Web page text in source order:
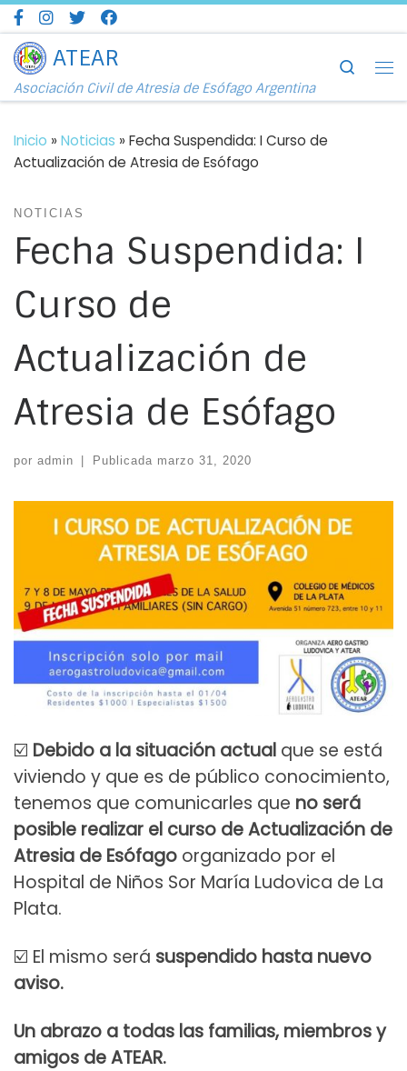
Saltar al contenido
ATEAR
Asociación Civil de Atresia de Esófago Argentina
Search
Inicio » Noticias » Fecha Suspendida: I Curso de
Actualización de Atresia de Esófago
NOTICIAS
Fecha Suspendida: I
Curso de
Actualización de
Atresia de Esófago
por admin Publicada marzo 31, 2020
☑️ Debido a la situación actual que se está
viviendo y que es de público conocimiento,
tenemos que comunicarles que no será
posible realizar el curso de Actualización de
Atresia de Esófago organizado por el
Hospital de Niños Sor María Ludovica de La
Plata.
☑️ El mismo será suspendido hasta nuevo
aviso.
Un abrazo a todas las familias, miembros y
amigos de ATEAR.